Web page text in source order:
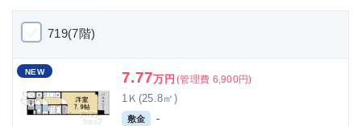
719(7階)
NEW 7.77万円 (管理費 6,900円)
1Ｋ(25.8㎡)
敷金 -